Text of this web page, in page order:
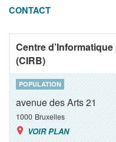
CONTACT
Centre
(CIRB)
POPULATION
avenue des Arts 21
1000 Bruxelles
VOIR PLAN